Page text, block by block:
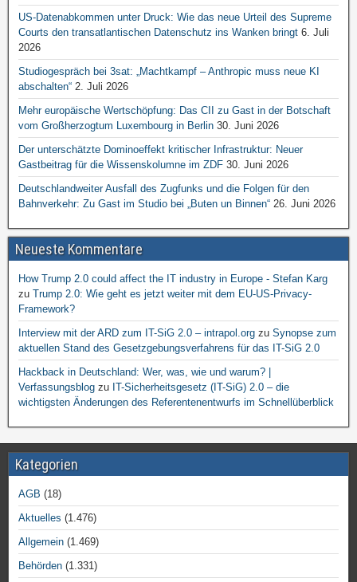
US-Datenabkommen unter Druck: Wie das neue Urteil des Supreme
Courts den transatlantischen Datenschutz ins Wanken bringt 6. Juli
2026
Studiogespräch bei 3sat: „Machtkampf – Anthropic muss neue KI
abschalten“ 2. Juli 2026
Mehr europäische Wertschöpfung: Das CII zu Gast in der Botschaft
vom Großherzogtum Luxembourg in Berlin 30. Juni 2026
Der unterschätzte Dominoeffekt kritischer Infrastruktur: Neuer
Gastbeitrag für die Wissenskolumne im ZDF 30. Juni 2026
Deutschlandweiter Ausfall des Zugfunks und die Folgen für den
Bahnverkehr: Zu Gast im Studio bei „Buten un Binnen“ 26. Juni 2026
Neueste Kommentare
How Trump 2.0 could affect the IT industry in Europe - Stefan Karg
zu Trump 2.0: Wie geht es jetzt weiter mit dem EU-US-Privacy-
Framework?
Interview mit der ARD zum IT-SiG 2.0 – intrapol.org zu Synopse zum
aktuellen Stand des Gesetzgebungsverfahrens für das IT-SiG 2.0
Hackback in Deutschland: Wer, was, wie und warum? |
Verfassungsblog zu IT-Sicherheitsgesetz (IT-SiG) 2.0 – die
wichtigsten Änderungen des Referentenentwurfs im Schnellüberblick
Kategorien
AGB (18)
Aktuelles (1.476)
Allgemein (1.469)
Behörden (1.331)